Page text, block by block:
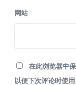
网站
在此浏览器中
以便下次评论时使用